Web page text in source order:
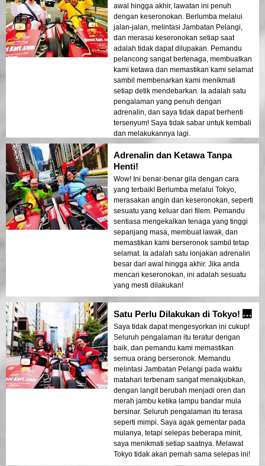
awal hingga akhir, lawatan ini penuh
dengan keseronokan. Berlumba melalui
jalan-jalan, melintasi Jambatan Pelangi,
dan merasai keseronokan setiap saat
adalah tidak dapat dilupakan. Pemandu
pelancong sangat bertenaga, membuatkan
kami ketawa dan memastikan kami selamat
sambil membenarkan kami menikmati
setiap detik mendebarkan. Ia adalah satu
pengalaman yang penuh dengan
adrenalin, dan saya tidak dapat berhenti
tersenyum! Saya tidak sabar untuk kembali
dan melakukannya lagi.
Adrenalin dan Ketawa Tanpa
Henti!
Wow! Ini benar-benar gila dengan cara
yang terbaik! Berlumba melalui Tokyo,
merasakan angin dan keseronokan, seperti
sesuatu yang keluar dari filem. Pemandu
sentiasa mengekalkan tenaga yang tinggi
sepanjang masa, membuat lawak, dan
memastikan kami berseronok sambil tetap
selamat. Ia adalah satu lonjakan adrenalin
besar dari awal hingga akhir. Jika anda
mencari keseronokan, ini adalah sesuatu
yang mesti dilakukan!
Satu Perlu Dilakukan di Tokyo! 🌉
Saya tidak dapat mengesyorkan ini cukup!
Seluruh pengalaman itu teratur dengan
baik, dan pemandu kami memastikan
semua orang berseronok. Memandu
melintasi Jambatan Pelangi pada waktu
matahari terbenam sangat menakjubkan,
dengan langit berubah menjadi oren dan
merah jambu ketika lampu bandar mula
bersinar. Seluruh pengalaman itu terasa
seperti mimpi. Saya agak gementar pada
mulanya, tetapi selepas beberapa minit,
saya menikmati setiap saatnya. Melawat
Tokyo tidak akan pernah sama selepas ini!